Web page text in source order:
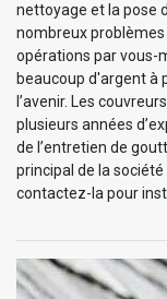
nettoyage et la pose
nombreux
opérations par vous-
beaucoup d'argent à
l’avenir. Les
plusieurs années
de l’entretien de
principal de la
contactez-la pour